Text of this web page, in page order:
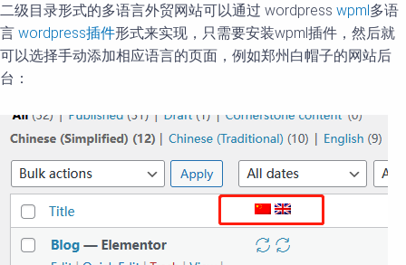
二级目录形式的多语言外贸网站可以通过 wordpress wpml多语
言 wordpress插件形式来实现，只需要安装wpml插件，然后就
可以选择手动添加相应语言的页面，例如郑州白帽子的网站后
台：